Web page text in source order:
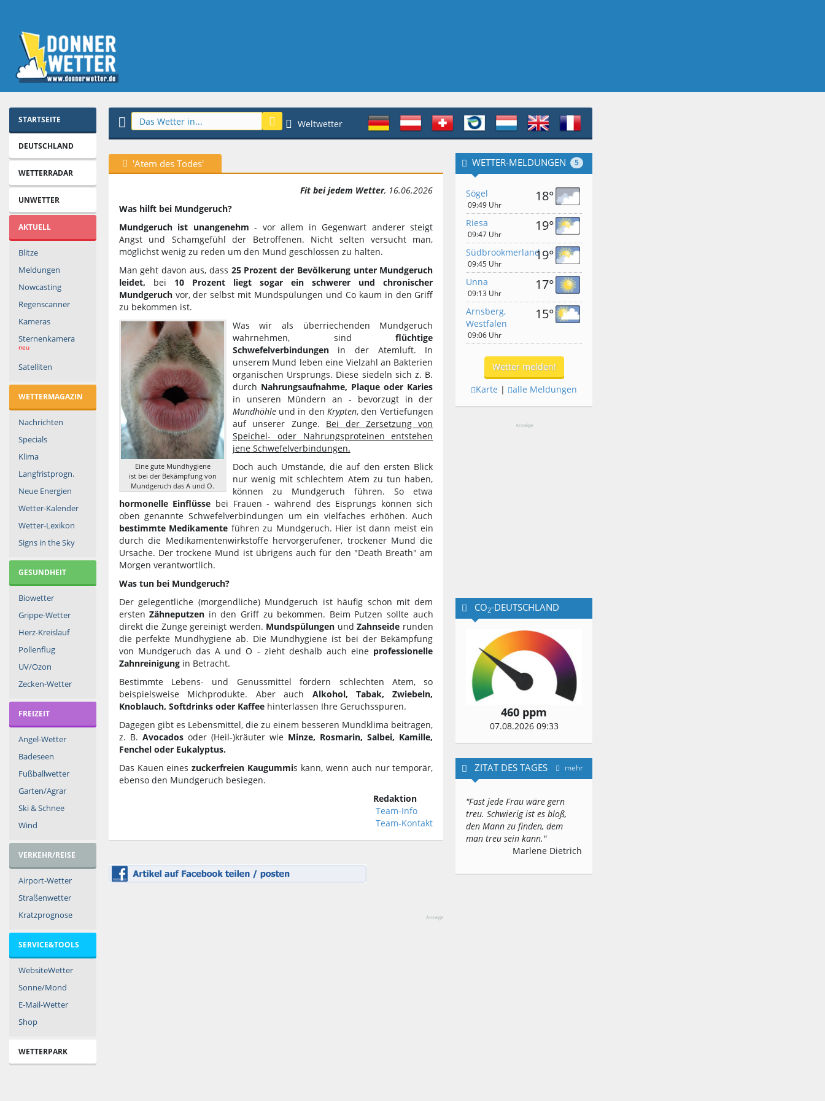
STARTSEITE
DEUTSCHLAND
WETTERRADAR
UNWETTER
AKTUELL
Blitze
Meldungen
Nowcasting
Regenscanner
Kameras
Sternenkamera
neu
Satelliten
WETTERMAGAZIN
Nachrichten
Specials
Klima
Langfristprogn.
Neue Energien
Wetter-Kalender
Wetter-Lexikon
Signs in the Sky
GESUNDHEIT
Biowetter
Grippe-Wetter
Herz-Kreislauf
Pollenflug
UV/Ozon
Zecken-Wetter
FREIZEIT
Angel-Wetter
Badeseen
Fußballwetter
Garten/Agrar
Ski & Schnee
Wind
VERKEHR/REISE
Airport-Wetter
Straßenwetter
Kratzprognose
SERVICE&TOOLS
WebsiteWetter
Sonne/Mond
E-Mail-Wetter
Shop
WETTERPARK
Weltwetter
'Atem des Todes'
Fit bei jedem Wetter, 16.06.2026
Was hilft bei Mundgeruch?
Mundgeruch ist unangenehm- vor allem in Gegenwart anderer steigt
Angst und Schamgefühl der Betroffenen. Nicht selten versucht man,
möglichst wenig zu reden um den Mund geschlossen zu halten.
Man geht davon aus, dass 25 Prozent der Bevölkerung unter Mundgeruch
leidet, bei 10 Prozent liegt sogar ein schwerer und chronischer
Mundgeruchvor, der selbst mit Mundspülungen und Co kaum in den Griff
zu bekommen ist.
Eine gute Mundhygiene
ist bei der Bekämpfung von
Mundgeruch das A und O.
Was wir als überriechenden Mundgeruch
wahrnehmen, sindflüchtige
Schwefelverbindungen in der Atemluft. In
unserem Mund leben eine Vielzahl an Bakterien
organischen Ursprungs. Diese siedeln sich z. B.
durch Nahrungsaufnahme, Plaque oder Karies
in unseren Mündern an - bevorzugt in der
Mundhöhle und in den Krypten, den Vertiefungen
auf unserer Zunge. Bei der Zersetzung von
Speichel- oder Nahrungsproteinen entstehen
jene Schwefelverbindungen.
Doch auch Umstände, die auf den ersten Blick
nur wenig mit schlechtem Atem zu tun haben,
können zu Mundgeruch führen. So etwa
hormonelle Einflüsse bei Frauen - während des Eisprungs können sich
oben genannte Schwefelverbindungen um ein vielfaches erhöhen. Auch
bestimmte Medikamente führen zu Mundgeruch. Hier ist dann meist ein
durch die Medikamentenwirkstoffe hervorgerufener, trockener Mund die
Ursache. Der trockene Mund ist übrigens auch für den "Death Breath" am
Morgen verantwortlich.
Was tun bei Mundgeruch?
Der gelegentliche (morgendliche) Mundgeruch ist häufig schon mit dem
erstenZähneputzen in den Griff zu bekommen. Beim Putzen sollte auch
direkt die Zunge gereinigt werden. Mundspülungen undZahnseide runden
die perfekte Mundhygiene ab. Die Mundhygiene ist bei der Bekämpfung
von Mundgeruch das A und O - zieht deshalb auch eine professionelle
Zahnreinigungin Betracht.
Bestimmte Lebens- und Genussmittel fördern schlechten Atem, so
beispielsweise Michprodukte. Aber auch Alkohol, Tabak, Zwiebeln,
Knoblauch, Softdrinks oder Kaffeehinterlassen Ihre Geruchsspuren.
Dagegen gibt es Lebensmittel, die zu einem besseren Mundklima beitragen,
z. B. Avocados oder (Heil-)kräuter wie Minze, Rosmarin, Salbei, Kamille,
Fenchel oder Eukalyptus.
Das Kauen eineszuckerfreien Kaugummis kann, wenn auch nur temporär,
ebenso den Mundgeruch besiegen.
Redaktion
Team-Info
Team-Kontakt
Anzeige
5
WETTER-MELDUNGEN
Sögel
09:49 Uhr
18°
Riesa
09:47 Uhr
19°
Südbrookmerland
09:45 Uhr
19°
Unna
09:13 Uhr
17°
Arnsberg,
Westfalen
09:06 Uhr
15°
Wetter melden!
Karte | alle Meldungen
Anzeige
CO2-DEUTSCHLAND
460 ppm
07.08.2026 09:33
mehr
ZITAT DES TAGES
"Fast jede Frau wäre gern
treu. Schwierig ist es bloß,
den Mann zu finden, dem
man treu sein kann."
Marlene Dietrich